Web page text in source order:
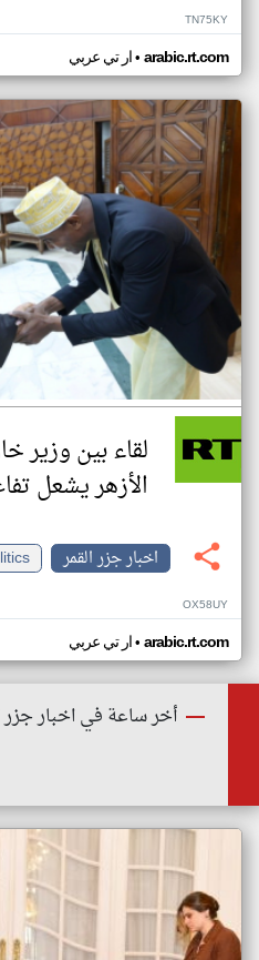
TN75KY
ار تي عربي• arabic.rt.com
لقاء بين وزير
الأزهر يشعل
اخبار جزر القمر
OX58UY
ار تي عربي• arabic.rt.com
أخر ساعة في اخبار جزر